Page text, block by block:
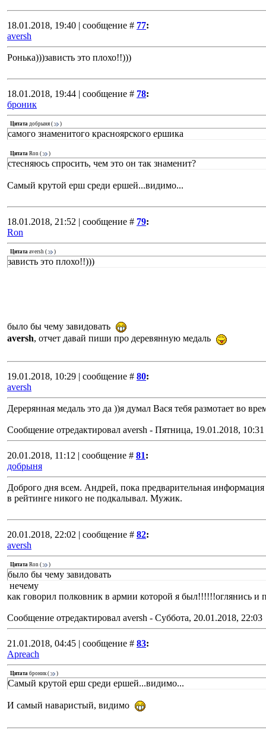
18.01.2018, 19:40 | сообщение # 77:
aversh
Ронька)))зависть это плохо!!)))
18.01.2018, 19:44 | сообщение # 78:
броник
Цитата добрыня ( )
самого знаменитого красноярского ершика
Цитата Ron ( )
стесняюсь спросить, чем это он так знаменит?
Самый крутой ерш среди ершей...видимо...
18.01.2018, 21:52 | сообщение # 79:
Ron
Цитата aversh ( )
зависть это плохо!!)))
было бы чему завидовать
aversh, отчет давай пиши про деревянную медаль
19.01.2018, 10:29 | сообщение # 80:
aversh
Дерерянная медаль это да ))я думал Вася тебя размотает во
Сообщение отредактировал aversh - Пятница, 19.01.2018, 10:31
20.01.2018, 11:12 | сообщение # 81:
добрыня
Доброго дня всем. Андрей, пока предварительная
в рейтинге никого не подкалывал. Мужик.
20.01.2018, 22:02 | сообщение # 82:
aversh
Цитата Ron ( )
было бы чему завидовать
нечему
как говорил полковник в армии которой я был!!!!!!оглянись
Сообщение отредактировал aversh - Суббота, 20.01.2018, 22:03
21.01.2018, 04:45 | сообщение # 83:
Apreach
Цитата броник( )
Самый крутой ерш среди ершей...видимо...
И самый наваристый, видимо